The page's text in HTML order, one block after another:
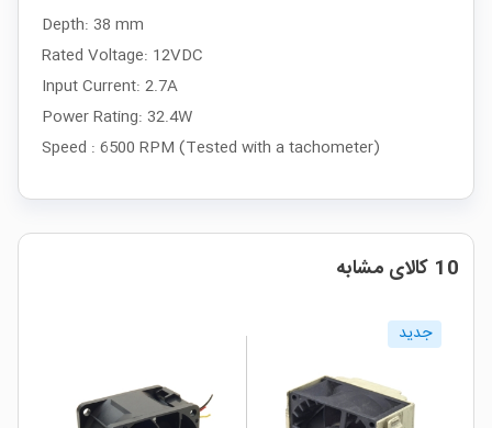
Depth: 38 mm
Rated Voltage: 12VDC
Input Current: 2.7A
Power Rating: 32.4W
Speed : 6500 RPM (Tested with a tachometer)
10 کالای مشابه
جدید